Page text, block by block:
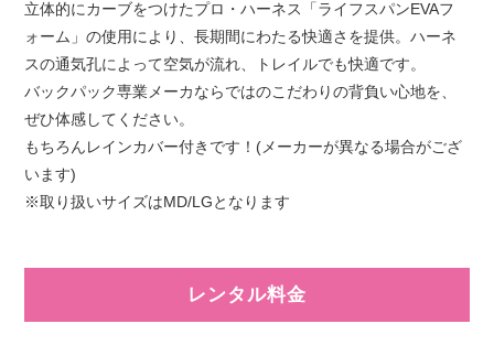
立体的にカーブをつけたプロ・ハーネス「ライフスパンEVAフ
ォーム」の使用により、長期間にわたる快適さを提供。ハーネ
スの通気孔によって空気が流れ、トレイルでも快適です。
バックパック専業メーカならではのこだわりの背負い心地を、
ぜひ体感してください。
もちろんレインカバー付きです！(メーカーが異なる場合がござ
います)
※取り扱いサイズはMD/LGとなります
レンタル料金